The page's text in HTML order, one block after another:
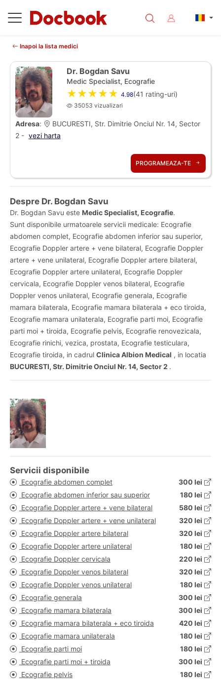
Inapoi la lista medici
Dr. Bogdan Savu
Medic Specialist, Ecografie
★★★★★ 4.98(41 rating-uri)
35053 vizualizari
Adresa:
BUCURESTI, Str. Dimitrie Onciul Nr. 14, Sector
2 - vezi harta
PROGRAMEAZA-TE
Despre Dr. Bogdan Savu
Dr. Bogdan Savu este Medic Specialist, Ecografie.
Sunt disponibile urmatoarele servicii medicale: Ecografie
abdomen complet, Ecografie abdomen inferior sau superior,
Ecografie Doppler artere + vene bilateral, Ecografie Doppler
artere + vene unilateral, Ecografie Doppler artere bilateral,
Ecografie Doppler artere unilateral, Ecografie Doppler
cervicala, Ecografie Doppler venos bilateral, Ecografie
Doppler venos unilateral, Ecografie generala, Ecografie
mamara bilaterala, Ecografie mamara bilaterala + eco tiroida,
Ecografie mamara unilaterala, Ecografie parti moi, Ecografie
parti moi + tiroida, Ecografie pelvis, Ecografie renovezicala,
Ecografie rinichi, vezica, prostata, Ecografie testiculara,
Ecografie tiroida, in cadrul Clinica Albion Medical , in locatia
BUCURESTI, Str. Dimitrie Onciul Nr. 14, Sector 2 .
Servicii disponibile
Ecografie abdomen complet
300 lei
Ecografie abdomen inferior sau superior
180 lei
Ecografie Doppler artere + vene bilateral
580 lei
Ecografie Doppler artere + vene unilateral
320 lei
Ecografie Doppler artere bilateral
320 lei
Ecografie Doppler artere unilateral
180 lei
Ecografie Doppler cervicala
220 lei
Ecografie Doppler venos bilateral
320 lei
Ecografie Doppler venos unilateral
180 lei
Ecografie generala
300 lei
Ecografie mamara bilaterala
300 lei
Ecografie mamara bilaterala + eco tiroida
420 lei
Ecografie mamara unilaterala
180 lei
Ecografie parti moi
180 lei
Ecografie parti moi + tiroida
300 lei
Ecografie pelvis
180 lei